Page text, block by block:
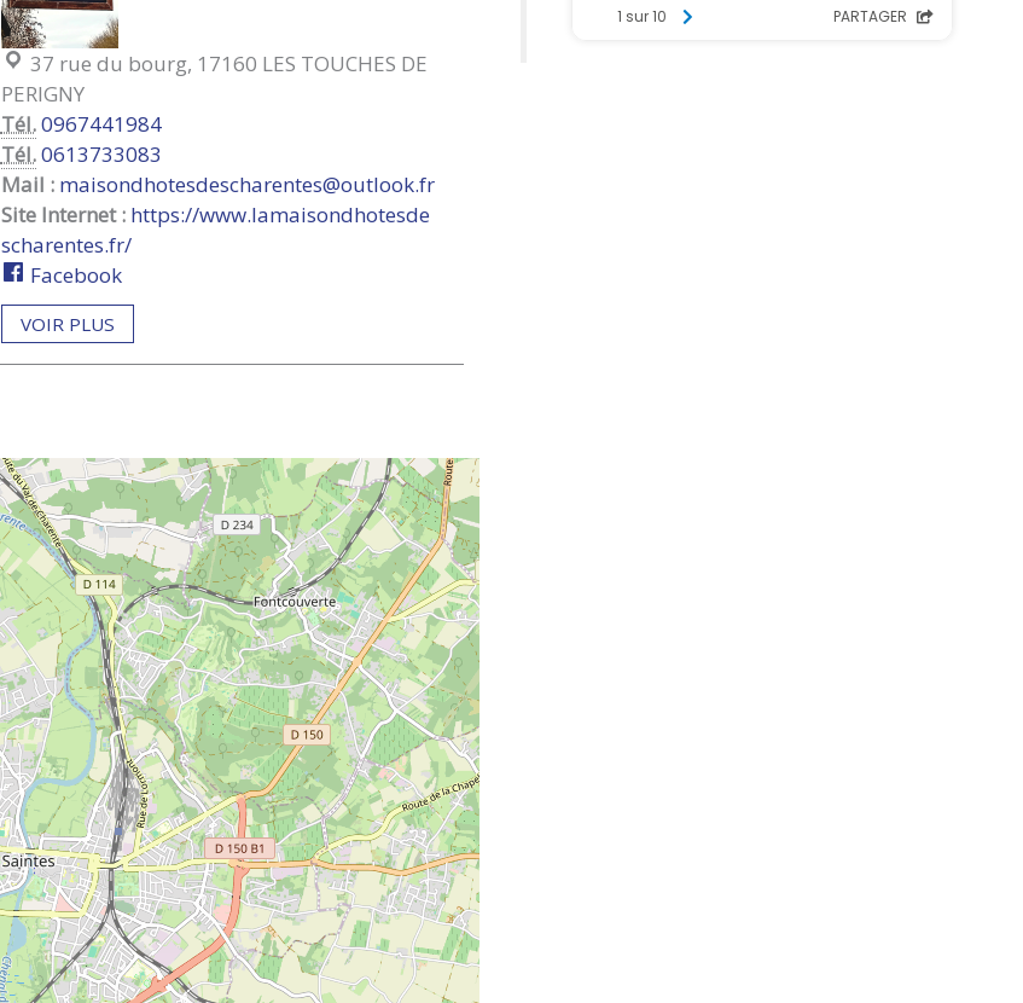
Localisation :
37 rue du bourg, 17160 LES TOUCHES DE
PERIGNY
Tél.0967441984
Tél.0613733083
Mail : maisondhotesdescharentes@outlook.fr
Site Internet : https://www.lamaisondhotesde
scharentes.fr/
Facebook
VOIR PLUS